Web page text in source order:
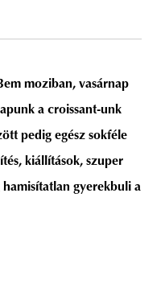
branding
moziban, vasárnap
a croissant-unk
pedig egész sokféle
kiállítások, szuper
gyerekbuli a